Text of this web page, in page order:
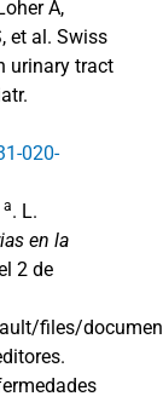
A,
et al. Swiss
urinary tract
020-
a. L.
en la
2 de
files/